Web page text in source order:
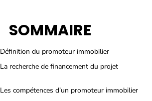
SOMMAIRE
Définition du promoteur immobilier
La recherche de financement du projet
Les compétences d’un promoteur immobilier